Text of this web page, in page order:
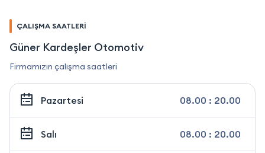
ÇALIŞMA SAATLERİ
Güner Kardeşler Otomotiv
Firmamızın çalışma saatleri
Pazartesi 08.00 : 20.00
Salı 08.00 : 20.00